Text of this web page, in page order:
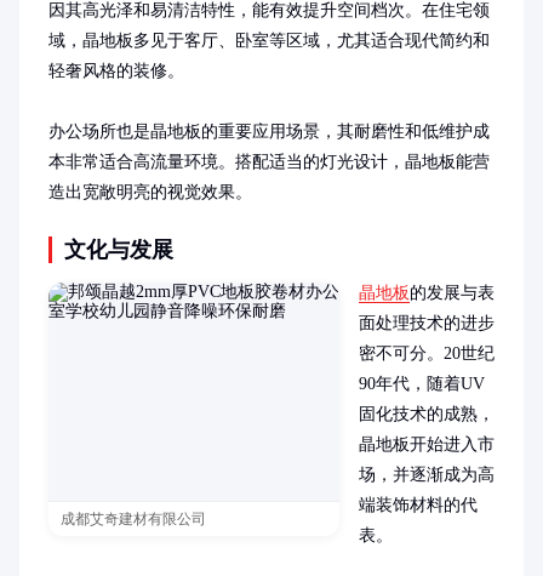
因其高光泽和易清洁特性，能有效提升空间档次。在住宅领
域，晶地板多见于客厅、卧室等区域，尤其适合现代简约和
轻奢风格的装修。
办公场所也是晶地板的重要应用场景，其耐磨性和低维护成
本非常适合高流量环境。搭配适当的灯光设计，晶地板能营
造出宽敞明亮的视觉效果。
文化与发展
成都艾奇建材有限公司
晶地板 的发展与表
面处理技术的进步
密不可分。20世纪
90年代，随着UV
固化技术的成熟，
晶地板开始进入市
场，并逐渐成为高
端装饰材料的代
表。